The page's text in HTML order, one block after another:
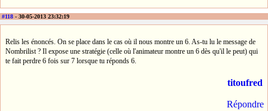
#118 - 30-05-2013 23:32:19
Relis les énoncés. On se place dans le cas où il nous montre un 6. As-tu lu le message de
Nombrilist ? Il expose une stratégie (celle où l'animateur montre un 6 dès qu'il le peut) qui
te fait perdre 6 fois sur 7 lorsque tu réponds 6.
titoufred
Répondre